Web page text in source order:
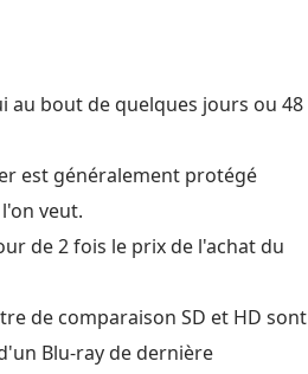
au bout de quelques jours ou 48
est généralement protégé
veut.
de 2 fois le prix de l'achat du
de comparaison SD et HD sont
Blu-ray de dernière